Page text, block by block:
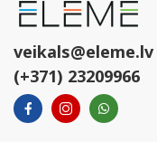
veikals@eleme.lv
(+371) 23209966